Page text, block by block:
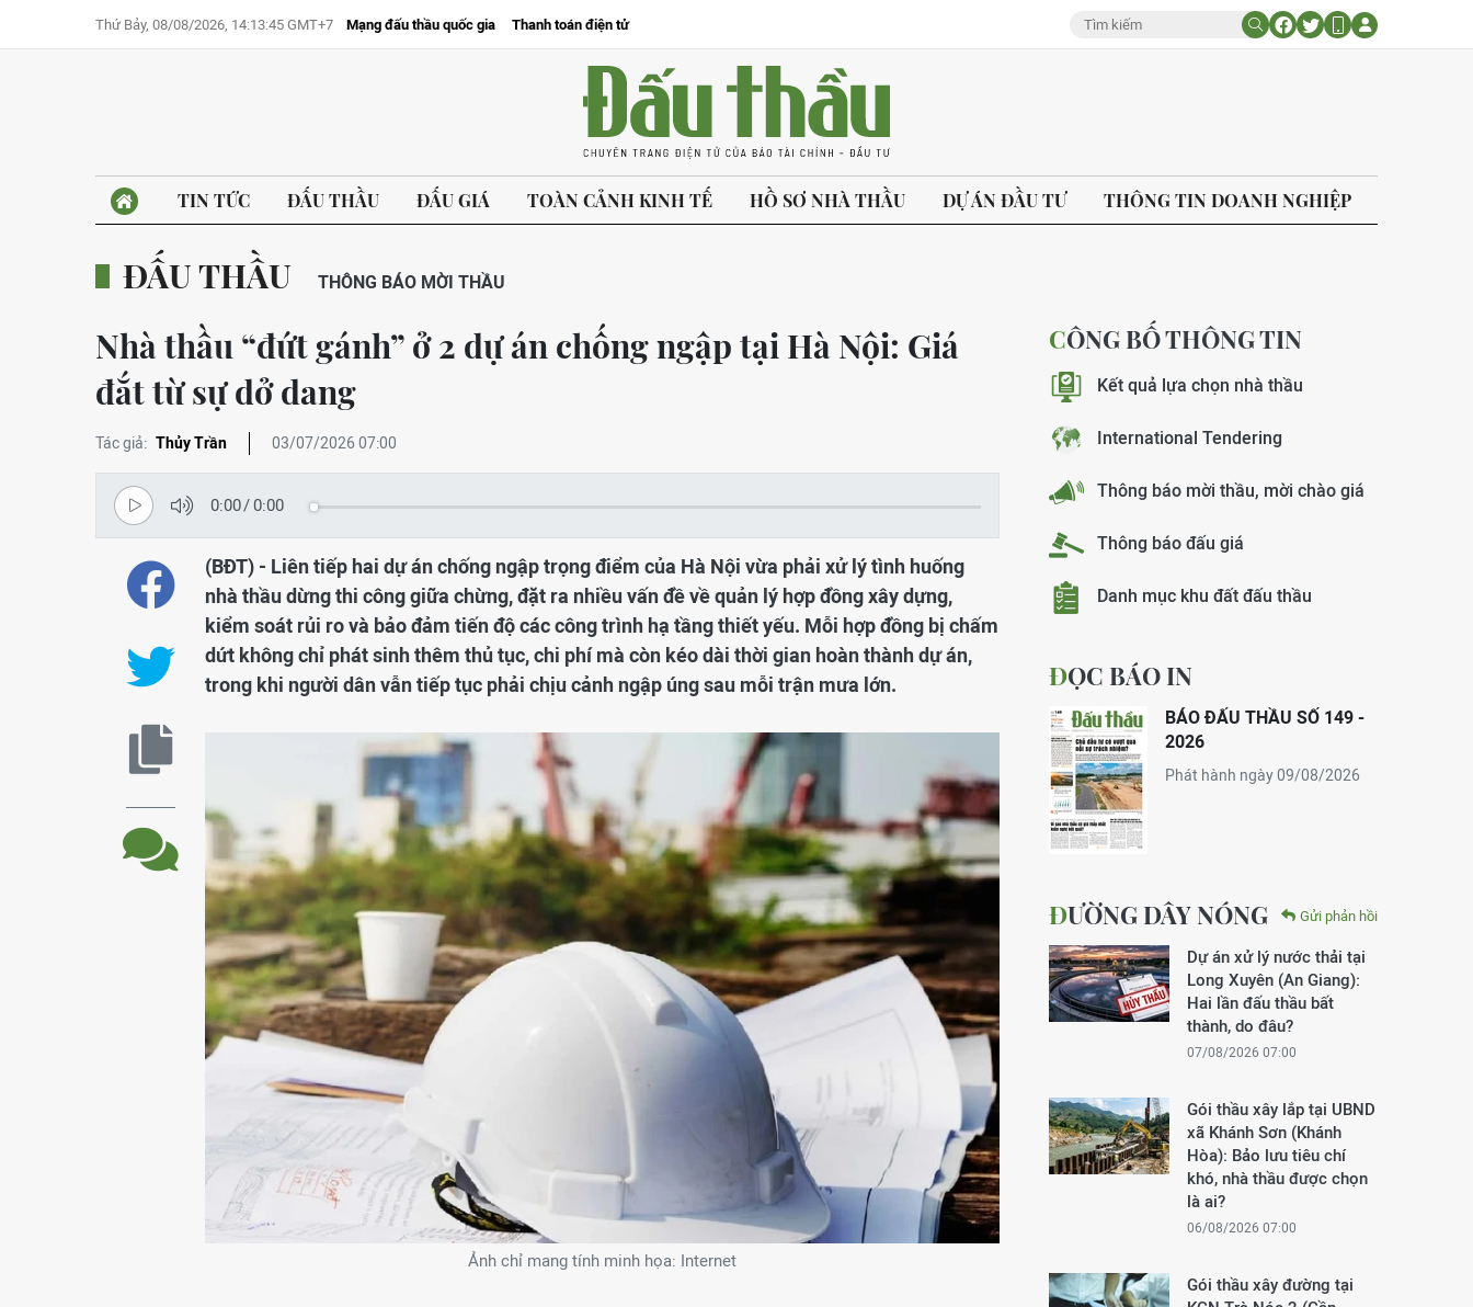
Thứ Bảy, 08/08/2026, 14:13:45 GMT+7 Mạng đấu thầu quốc gia Thanh toán điện tử
TIN TỨC ĐẤU THẦU ĐẤU GIÁ TOÀN CẢNH KINH TẾ HỒ SƠ NHÀ THẦU DỰ ÁN ĐẦU TƯ THÔNG TIN DOANH NGHIỆP
ĐẤU THẦU THÔNG BÁO MỜI THẦU
Nhà thầu “đứt gánh” ở 2 dự án chống ngập tại Hà Nội: Giá
đắt từ sự dở dang
Tác giả: Thủy Trần 03/07/2026 07:00
0:00/0:00
(BĐT) - Liên tiếp hai dự án chống ngập trọng điểm của Hà Nội vừa phải xử lý tình huống
nhà thầu dừng thi công giữa chừng, đặt ra nhiều vấn đề về quản lý hợp đồng xây dựng,
kiểm soát rủi ro và bảo đảm tiến độ các công trình hạ tầng thiết yếu. Mỗi hợp đồng bị chấm
dứt không chỉ phát sinh thêm thủ tục, chi phí mà còn kéo dài thời gian hoàn thành dự án,
trong khi người dân vẫn tiếp tục phải chịu cảnh ngập úng sau mỗi trận mưa lớn.
Ảnh chỉ mang tính minh họa: Internet
CÔNG BỐ THÔNG TIN
Kết quả lựa chọn nhà thầu
International Tendering
Thông báo mời thầu, mời chào giá
Thông báo đấu giá
Danh mục khu đất đấu thầu
ĐỌC BÁO IN
BÁO ĐẤU THẦU SỐ 149 -
2026
Phát hành ngày 09/08/2026
ĐƯỜNG DÂY NÓNG Gửi phản hồi
Dự án xử lý nước thải tại
Long Xuyên (An Giang):
Hai lần đấu thầu bất
thành, do đâu?
07/08/2026 07:00
Gói thầu xây lắp tại UBND
xã Khánh Sơn (Khánh
Hòa): Bảo lưu tiêu chí
khó, nhà thầu được chọn
là ai?
06/08/2026 07:00
Gói thầu xây đường tại